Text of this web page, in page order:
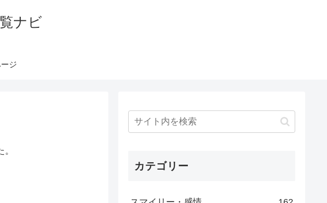
ナビ
ージ
カテゴリー